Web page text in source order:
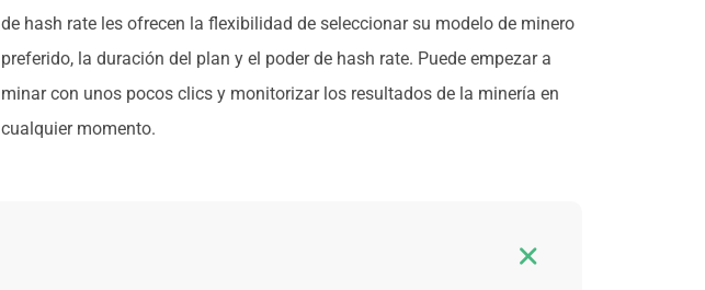
de hash rate les ofrecen la flexibilidad de seleccionar su modelo de minero
preferido, la duración del plan y el poder de hash rate. Puede empezar a
minar con unos pocos clics y monitorizar los resultados de la minería en
cualquier momento.
